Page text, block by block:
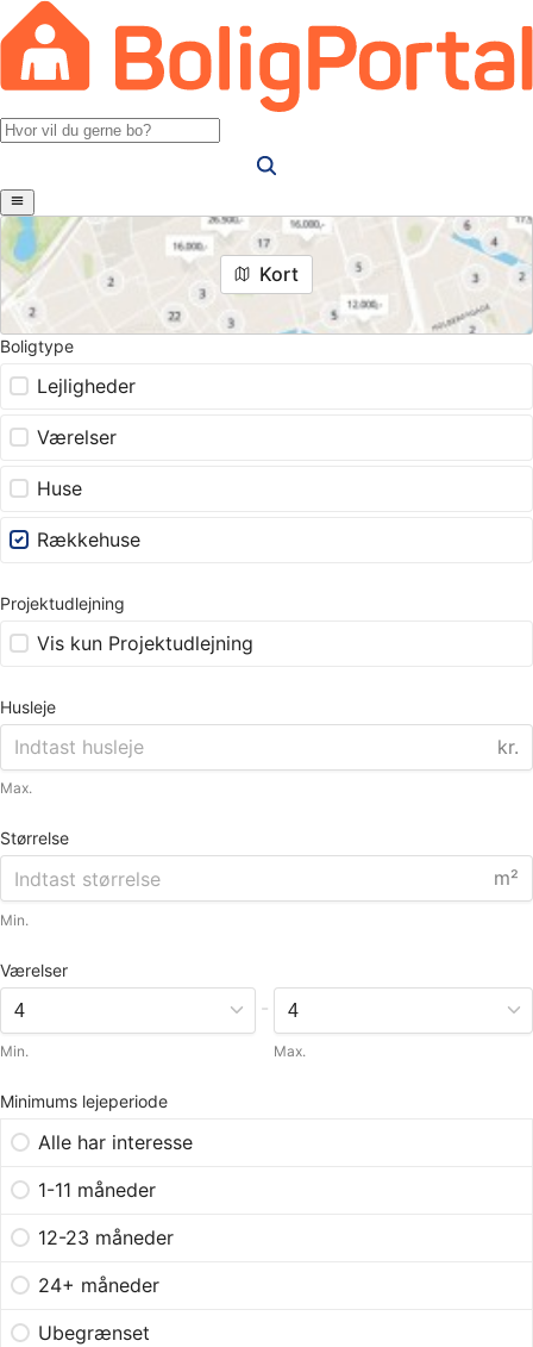
Kort
Boligtype
Lejligheder
Værelser
Huse
Rækkehuse
Projektudlejning
Vis kun Projektudlejning
Husleje
kr.
Max.
Størrelse
m²
Min.
Værelser
Min.
-
Max.
Minimums lejeperiode
Alle har interesse
1-11 måneder
12-23 måneder
24+ måneder
Ubegrænset